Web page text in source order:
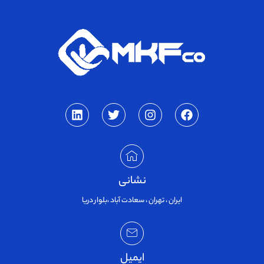
نشانی
ایران ، تهران ، سعادت آباد ،بلوار دریا
ایمیل